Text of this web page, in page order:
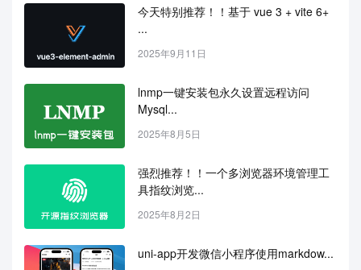
今天特别推荐！！基于 vue 3 + vite 6+
...
2025年9月11日
lnmp一键安装包永久设置远程访问
Mysql...
2025年8月5日
强烈推荐！！一个多浏览器环境管理工
具指纹浏览...
2025年8月2日
uni-app开发微信小程序使用markdow...